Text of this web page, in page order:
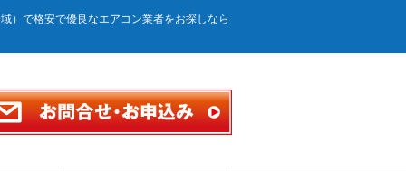
）で格安で優良なエアコン業者をお探しなら